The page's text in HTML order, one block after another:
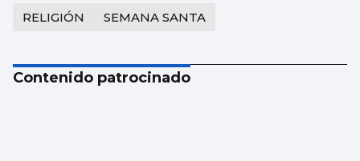
RELIGIÓN SEMANA SANTA
Contenido patrocinado